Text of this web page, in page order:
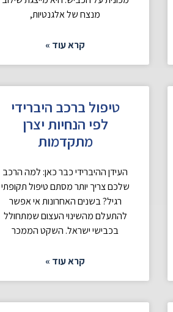
מנצח של אלגנטיות,
קרא עוד »
טיפול ברכב היברידי
לפי הנחיות יצרן
מתקדמות
העידן ההיברידי כבר כאן: למה הרכב
שלכם צריך יותר מסתם טיפול תקופתי
רגיל? בשנים האחרונות אי אפשר
להתעלם מהשינוי העצום שמתחולל
בכבישי ישראל. השקט הממכר
קרא עוד »